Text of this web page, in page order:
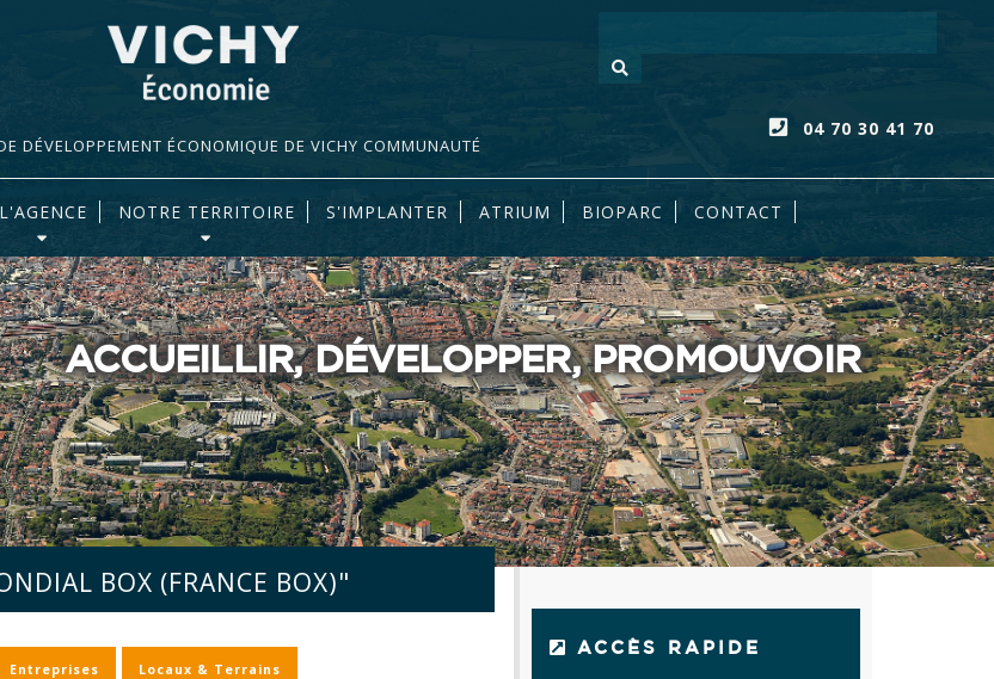
DÉVELOPPEMENT ÉCONOMIQUE DE VICHY COMMUNAUTÉ
Votre
04 70 30 41 70
L'AGENCE NOTRE TERRITOIRE S'IMPLANTER ATRIUM BIOPARC CONTACT
ACCUEILLIR, DÉVELOPPER, PROMOUVOIR
BOX (FRANCE BOX)"
Entreprises Locaux & Terrains
ACCÈS RAPIDE